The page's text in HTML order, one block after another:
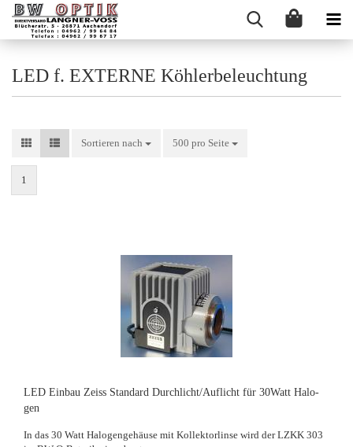
LED f. EXTERNE Köhlerbeleuchtung
Sortieren nach
Sortieren nach 500 pro Seite
pro Seite
1
LED Ein­bau Zeiss Stan­dard Durch­licht/Auf­licht für 30Watt Ha­lo­
gen
In das 30 Watt Ha­lo­gen­ge­häu­se mit Kol­lek­tor­lin­se wird der LZKK 303